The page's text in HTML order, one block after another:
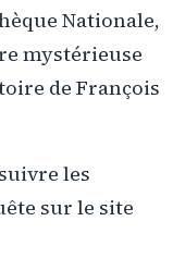
Nationale,
mystérieuse
de François
les
sur le site